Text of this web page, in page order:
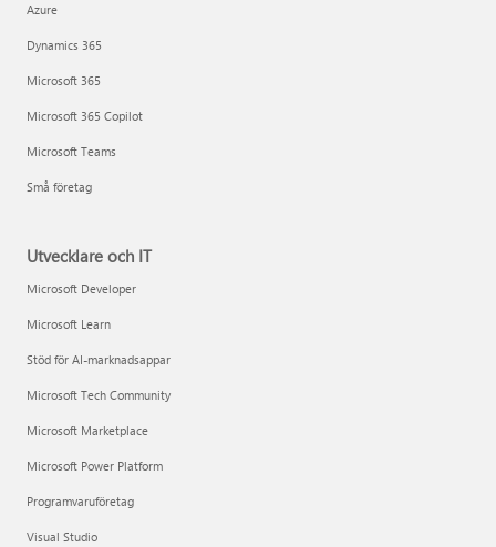
Azure
Dynamics 365
Microsoft 365
Microsoft 365 Copilot
Microsoft Teams
Små företag
Utvecklare och IT
Microsoft Developer
Microsoft Learn
Stöd för AI-marknadsappar
Microsoft Tech Community
Microsoft Marketplace
Microsoft Power Platform
Programvaruföretag
Visual Studio